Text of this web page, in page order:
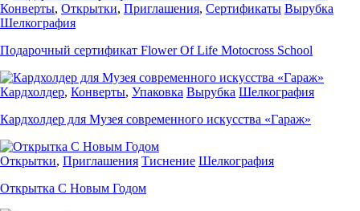
Конверты, Открытки, Приглашения, Сертификаты Вырубка
Шелкография
Подарочный сертификат Flower Of Life Motocross School
Кардхолдер, Конверты, Упаковка Вырубка Шелкография
Кардхолдер для Музея современного искусства «Гараж»
Открытки, Приглашения Тиснение Шелкография
Открытка С Новым Годом